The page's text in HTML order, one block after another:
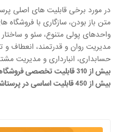
در مورد برخی قابلیت های اصلی
متن باز بودن، سازگاری با فروشگاه
مدیریت روان و قدرتمند، انعطاف و
حسابداری، انبارداری و مدیریت
بیش از 450 قابلیت اساسی در پرستاشاپ 1.7